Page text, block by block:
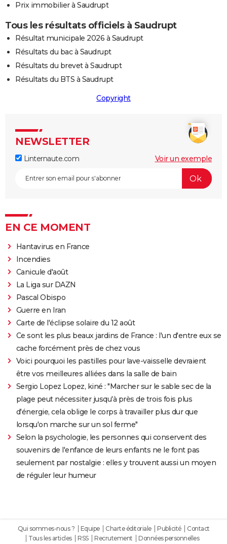
Prix immobilier à Saudrupt
Tous les résultats officiels à Saudrupt
Résultat municipale 2026 à Saudrupt
Résultats du bac à Saudrupt
Résultats du brevet à Saudrupt
Résultats du BTS à Saudrupt
Copyright
NEWSLETTER
Linternaute.com Voir un exemple
EN CE MOMENT
Hantavirus en France
Incendies
Canicule d'août
La Liga sur DAZN
Pascal Obispo
Guerre en Iran
Carte de l'éclipse solaire du 12 août
Ce sont les plus beaux jardins de France : l'un d'entre eux se
cache forcément près de chez vous
Voici pourquoi les pastilles pour lave-vaisselle devraient
être vos meilleures alliées dans la salle de bain
Sergio Lopez Lopez, kiné : "Marcher sur le sable sec de la
plage peut nécessiter jusqu'à près de trois fois plus
d'énergie, cela oblige le corps à travailler plus dur que
lorsqu'on marche sur un sol ferme"
Selon la psychologie, les personnes qui conservent des
souvenirs de l'enfance de leurs enfants ne le font pas
seulement par nostalgie : elles y trouvent aussi un moyen
de réguler leur humeur
Qui sommes-nous ? Equipe Charte éditoriale Publicité
Contact
Tous les articles
RSS Recrutement Données personnelles